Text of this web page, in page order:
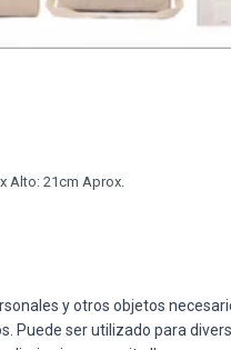
Alto: 21cm Aprox.
y otros objetos
Puede ser utilizado para